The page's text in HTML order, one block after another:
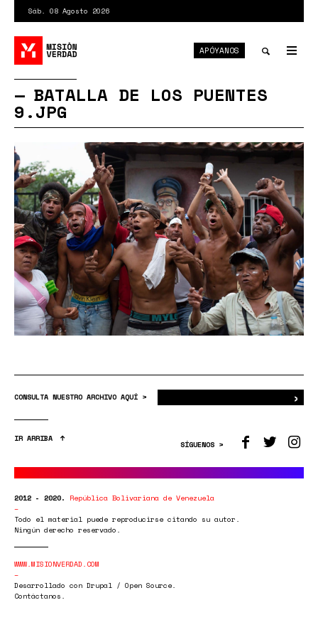
contenido
principal
Sáb. 08 Agosto 2026
APÓYANOS
BATALLA DE LOS PUENTES
9.JPG
CONSULTA NUESTRO ARCHIVO AQUÍ > ›
IR ARRIBA
SÍGUENOS >
2012 - 2020. República Bolivariana de Venezuela
Todo el material puede reproducirse citando su autor.
Ningún derecho reservado.
WWW.MISIONVERDAD.COM
Desarrollado con Drupal / Open Source.
Contáctanos.